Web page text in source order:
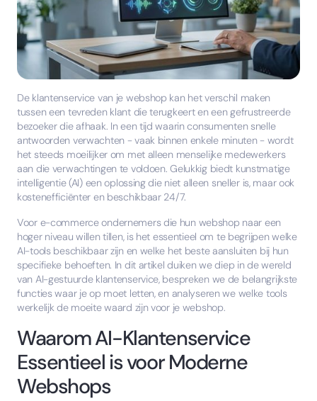
De klantenservice van je webshop kan het verschil maken
tussen een tevreden klant die terugkeert en een gefrustreerde
bezoeker die afhaak. In een tijd waarin consumenten snelle
antwoorden verwachten - vaak binnen enkele minuten - wordt
het steeds moeilijker om met alleen menselijke medewerkers
aan die verwachtingen te voldoen. Gelukkig biedt kunstmatige
intelligentie (AI) een oplossing die niet alleen sneller is, maar ook
kostenefficiënter en beschikbaar 24/7.
Voor e-commerce ondernemers die hun webshop naar een
hoger niveau willen tillen, is het essentieel om te begrijpen welke
AI-tools beschikbaar zijn en welke het beste aansluiten bij hun
specifieke behoeften. In dit artikel duiken we diep in de wereld
van AI-gestuurde klantenservice, bespreken we de belangrijkste
functies waar je op moet letten, en analyseren we welke tools
werkelijk de moeite waard zijn voor je webshop.
Waarom AI-Klantenservice
Essentieel is voor Moderne
Webshops